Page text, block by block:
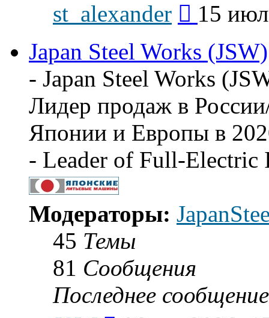
st_alexander
последнему
15
Japan Steel Works (JSW)
- Japan Steel Works
Лидер продаж в
Японии и Европы в
- Leader of Full-
Модераторы:
45 Темы
81 Сообщения
Последнее сообщение